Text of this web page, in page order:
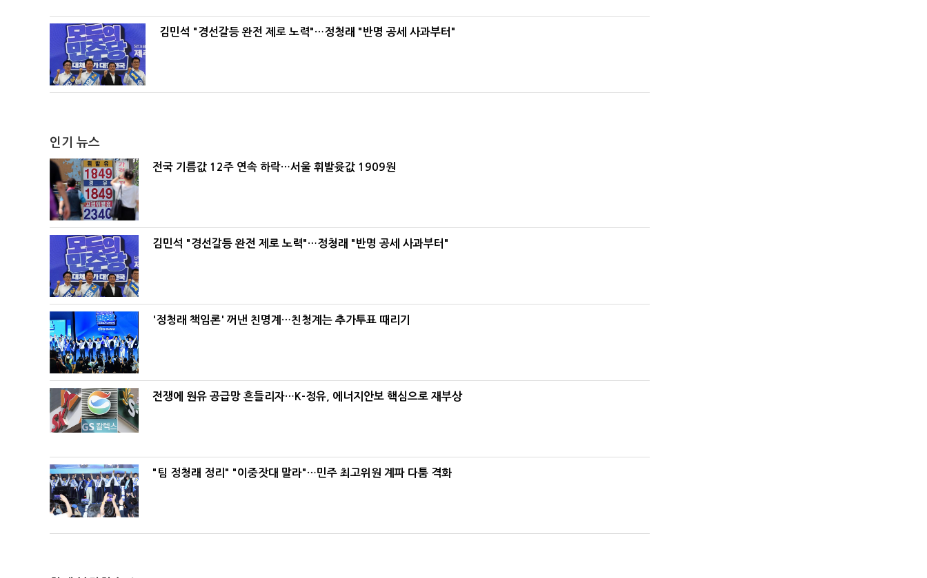
김민석 "경선갈등 완전 제로 노력"…정청래 "반명 공세 사과부터"
인기 뉴스
전국 기름값 12주 연속 하락…서울 휘발윳값 1909원
김민석 "경선갈등 완전 제로 노력"…정청래 "반명 공세 사과부터"
'정청래 책임론' 꺼낸 친명계…친청계는 추가투표 때리기
전쟁에 원유 공급망 흔들리자…K-정유, 에너지안보 핵심으로 재부상
"팀 정청래 정리" "이중잣대 말라"…민주 최고위원 계파 다툼 격화